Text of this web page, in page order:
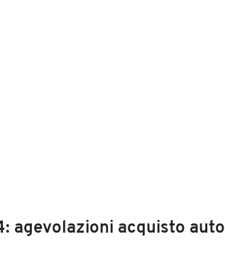
agevolazioni acquisto auto